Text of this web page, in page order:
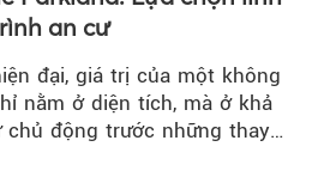
an cư
đại, giá trị của một không
nằm ở diện tích, mà ở khả
chủ động trước những thay